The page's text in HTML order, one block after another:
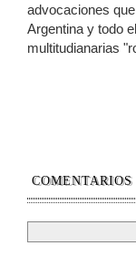
advocaciones
Argentina y todo
multitudianarias
COMENTARIOS